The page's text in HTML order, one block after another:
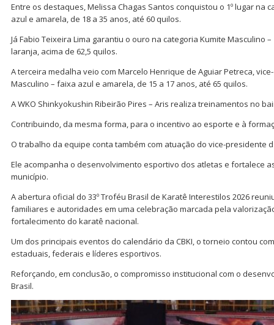
Entre os destaques, Melissa Chagas Santos conquistou o 1º lugar na
azul e amarela, de 18 a 35 anos, até 60 quilos.
Já Fabio Teixeira Lima garantiu o ouro na categoria Kumite Masculino
laranja, acima de 62,5 quilos.
A terceira medalha veio com Marcelo Henrique de Aguiar Petreca,
Masculino – faixa azul e amarela, de 15 a 17 anos, até 65 quilos.
A WKO Shinkyokushin Ribeirão Pires – Aris realiza treinamentos no
Contribuindo, da mesma forma, para o incentivo ao esporte e à
O trabalho da equipe conta também com atuação do vice-presidente
Ele acompanha o desenvolvimento esportivo dos atletas e fortalece
município.
A abertura oficial do 33º Troféu Brasil de Karatê Interestilos 2026
familiares e autoridades em uma celebração marcada pela
fortalecimento do karatê nacional.
Um dos principais eventos do calendário da CBKI, o torneio contou
estaduais, federais e líderes esportivos.
Reforçando, em conclusão, o compromisso institucional com o
Brasil.